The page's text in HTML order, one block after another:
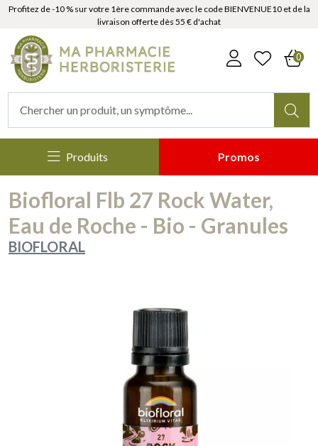
Profitez de -10 % sur votre 1ère commande avec le code BIENVENUE10 et de la
livraison offerte dès 55 € d'achat
0
Produits Promos
Biofloral Flb 27 Rock Water,
Eau de Roche - Bio - Granules
BIOFLORAL